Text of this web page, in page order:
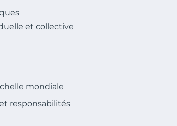
et collective
mondiale
responsabilités